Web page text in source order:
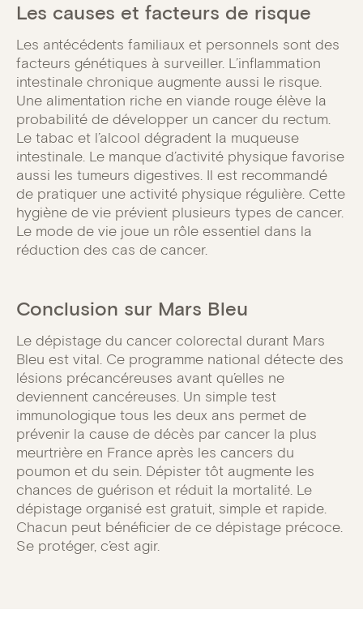
Les causes et facteurs de risque
Les antécédents familiaux et personnels sont des
facteurs génétiques à surveiller. L’inflammation
intestinale chronique augmente aussi le risque.
Une alimentation riche en viande rouge élève la
probabilité de développer un cancer du rectum.
Le tabac et l’alcool dégradent la muqueuse
intestinale. Le manque d’activité physique favorise
aussi les tumeurs digestives. Il est recommandé
de pratiquer une activité physique régulière. Cette
hygiène de vie prévient plusieurs types de cancer.
Le mode de vie joue un rôle essentiel dans la
réduction des cas de cancer.
Conclusion sur Mars Bleu
Le dépistage du cancer colorectal durant Mars
Bleu est vital. Ce programme national détecte des
lésions précancéreuses avant qu’elles ne
deviennent cancéreuses. Un simple test
immunologique tous les deux ans permet de
prévenir la cause de décès par cancer la plus
meurtrière en France après les cancers du
poumon et du sein. Dépister tôt augmente les
chances de guérison et réduit la mortalité. Le
dépistage organisé est gratuit, simple et rapide.
Chacun peut bénéficier de ce dépistage précoce.
Se protéger, c’est agir.